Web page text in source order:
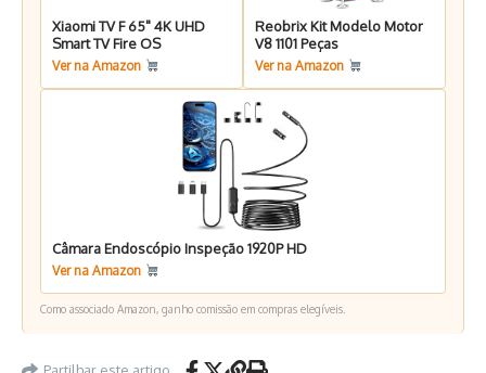
Xiaomi TV F 65" 4K UHD
Smart TV Fire OS
Ver na Amazon
Reobrix Kit Modelo Motor
V8 1101 Peças
Ver na Amazon
Câmara Endoscópio Inspeção 1920P HD
Ver na Amazon
Como associado Amazon, ganho comissão em compras elegíveis.